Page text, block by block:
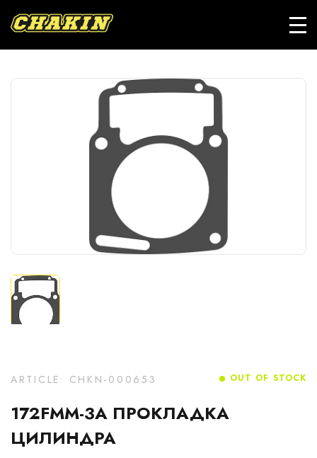
ARTICLE: CHKN-000653
172FMM-3A ПРОКЛАДКА
ЦИЛИНДРА
OUT OF STOCK